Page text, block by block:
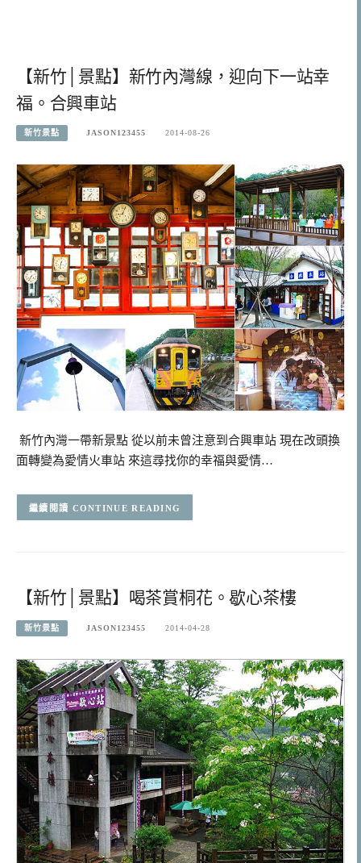
【新竹│景點】新竹內灣線，迎向下一站幸
福。合興車站
新竹景點 JASON123455 2014-08-26
新竹內灣一帶新景點 從以前未曾注意到合興車站 現在改頭換
面轉變為愛情火車站 來這尋找你的幸福與愛情…
CONTINUE READING
【新竹│景點】喝茶賞桐花。歇心茶樓
新竹景點 JASON123455 2014-04-28